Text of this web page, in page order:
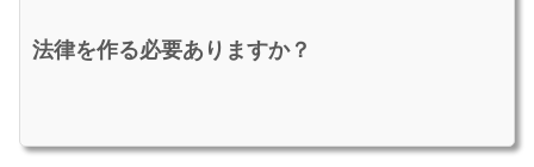
法律を作る必要ありますか？